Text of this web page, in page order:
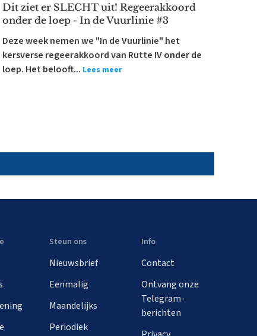
Dit ziet er SLECHT uit! Regeerakkoord
onder de loep - In de Vuurlinie #3
Deze week nemen we "In de Vuurlinie" het
kersverse regeerakkoord van Rutte IV onder de
loep. Het belooft... Lees meer
Steun ons
Nieuwsbrief
Eenmalig
Maandelijks
Periodiek
Info
Contact
Ontvang onze
Telegram-
berichten